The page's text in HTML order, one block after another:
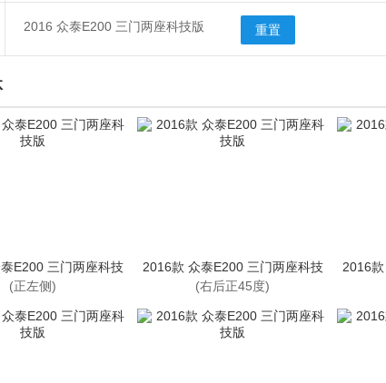
2016 众泰E200 三门两座科技版 重置
E200 三门两座科技
版
(正左侧)
2016款 众泰E200 三门两座科技
版
(右后正45度)
2016